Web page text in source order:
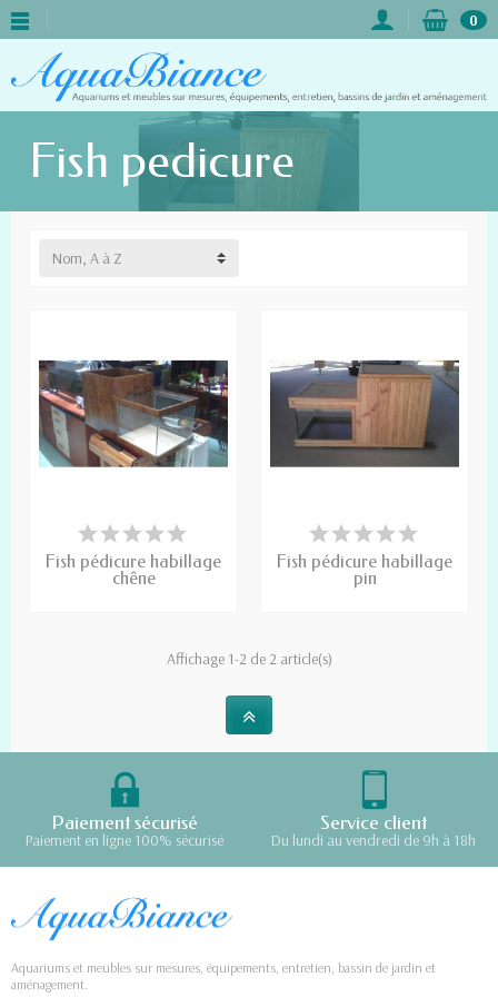
0
Fish pedicure
Nom, A à Z
Fish pédicure habillage
chêne
Fish pédicure habillage
pin
Affichage 1-2 de 2 article(s)
Paiement sécurisé
Paiement en ligne 100% sécurisé
Service client
Du lundi au vendredi de 9h à 18h
Aquariums et meubles sur mesures, équipements, entretien, bassin de jardin et
aménagement.